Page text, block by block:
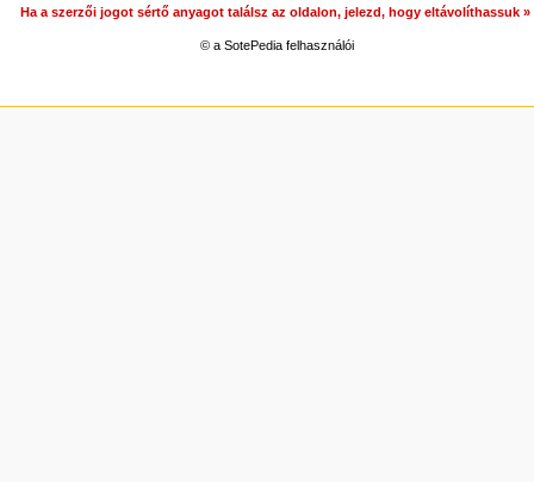
Ha a szerzői jogot sértő anyagot találsz az oldalon, jelezd, hogy eltávolíthassuk »
© a SotePedia felhasználói